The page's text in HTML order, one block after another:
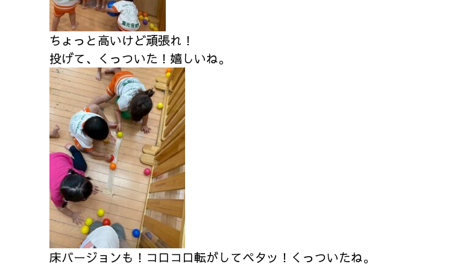
ちょっと高いけど頑張れ！
投げて、くっついた！嬉しいね。
床バージョンも！コロコロ転がしてペタッ！くっついたね。